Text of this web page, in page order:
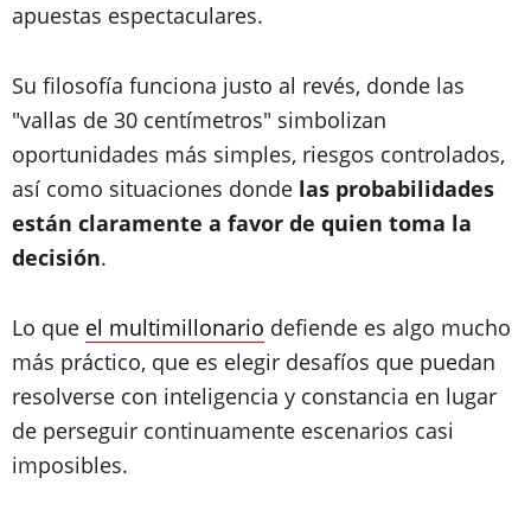
apuestas espectaculares.
Su filosofía funciona justo al revés, donde las
"vallas de 30 centímetros" simbolizan
oportunidades más simples, riesgos controlados,
así como situaciones donde las probabilidades
están claramente a favor de quien toma la
decisión.
Lo que el multimillonario defiende es algo mucho
más práctico, que es elegir desafíos que puedan
resolverse con inteligencia y constancia en lugar
de perseguir continuamente escenarios casi
imposibles.